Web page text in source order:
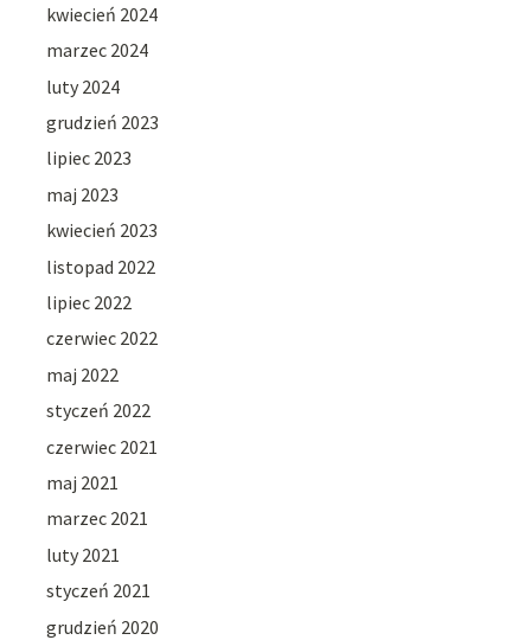
kwiecień 2024
marzec 2024
luty 2024
grudzień 2023
lipiec 2023
maj 2023
kwiecień 2023
listopad 2022
lipiec 2022
czerwiec 2022
maj 2022
styczeń 2022
czerwiec 2021
maj 2021
marzec 2021
luty 2021
styczeń 2021
grudzień 2020